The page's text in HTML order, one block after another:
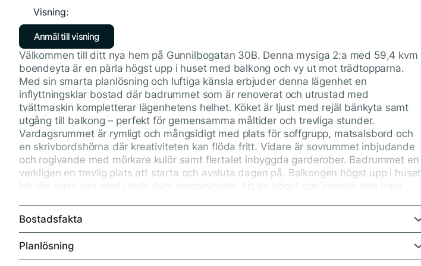
Visning:
Anmäl till visning
Välkommen till ditt nya hem på Gunnilbogatan 30B. Denna mysiga 2:a med 59,4 kvm
boendeyta är en pärla högst upp i huset med balkong och vy ut mot trädtopparna.
Med sin smarta planlösning och luftiga känsla erbjuder denna lägenhet en
inflyttningsklar bostad där badrummet som är renoverat och utrustad med
tvättmaskin kompletterar lägenhetens helhet. Köket är ljust med rejäl bänkyta samt
utgång till balkong – perfekt för gemensamma måltider och trevliga stunder.
Vardagsrummet är rymligt och mångsidigt med plats för soffgrupp, matsalsbord och
en skrivbordshörna där kreativiteten kan flöda fritt. Vidare är sovrummet inbjudande
och rogivande med mörkare kulör samt flertalet inbyggda garderober. Badrummet en
verkligen en trevlig plats att starta och avsluta dagen på. Balkongen högst upp i huset
blir din egen oas med utsikt över omgivningen. Att bo högst upp innebär inte bara
bostaden.
Belägen i det eftertraktade och trygga området Malmaberg blir detta ett hem att
trivas i. Här får du närhet till bra kommunikationer, vackra promenadstråk och
Bostadsfakta
Planlösning